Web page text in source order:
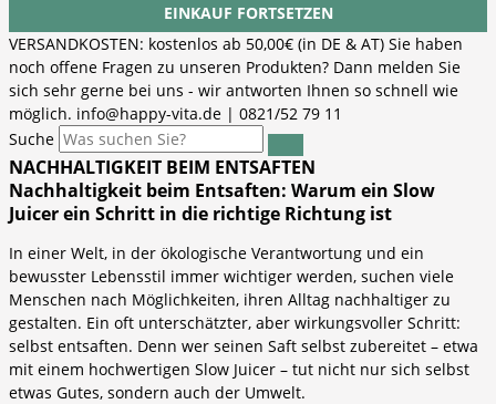
EINKAUF FORTSETZEN
VERSANDKOSTEN: kostenlos ab 50,00€ (in DE & AT) Sie haben
noch offene Fragen zu unseren Produkten? Dann melden Sie
sich sehr gerne bei uns - wir antworten Ihnen so schnell wie
möglich. info@happy-vita.de | 0821/52 79 11
Suche
NACHHALTIGKEIT BEIM ENTSAFTEN
Nachhaltigkeit beim Entsaften: Warum ein Slow
Juicer ein Schritt in die richtige Richtung ist
In einer Welt, in der ökologische Verantwortung und ein
bewusster Lebensstil immer wichtiger werden, suchen viele
Menschen nach Möglichkeiten, ihren Alltag nachhaltiger zu
gestalten. Ein oft unterschätzter, aber wirkungsvoller Schritt:
selbst entsaften. Denn wer seinen Saft selbst zubereitet – etwa
mit einem hochwertigen Slow Juicer – tut nicht nur sich selbst
etwas Gutes, sondern auch der Umwelt.